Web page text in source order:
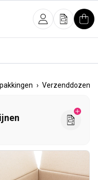
InloggenOfferte
› Verzenddozen